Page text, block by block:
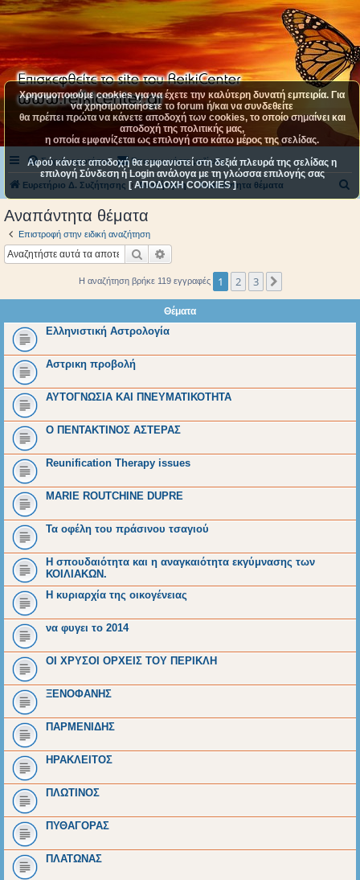
Συχνές ερωτήσεις Επικοινωνήστε μαζί μας
Ευρετήριο Δ. Συζήτησης Αναζήτηση Αναπάντητα θέματα
η
Αναπάντητα θέματα
Επιστροφή στην ειδική αναζήτηση
Αναζήτηση
Η αναζήτηση βρήκε 119 εγγραφές 1 2 3
Θέματα
Ελληνιστική Αστρολογία
Αστρικη προβολή
ΑΥΤΟΓΝΩΣΙΑ ΚΑΙ ΠΝΕΥΜΑΤΙΚΟΤΗΤΑ
O ΠΕΝΤΑΚΤΙΝΟΣ ΑΣΤΕΡΑΣ
Reunification Therapy issues
MARIE ROUTCHINE DUPRE
Τα οφέλη του πράσινου τσαγιού
Η σπουδαιότητα και η αναγκαιότητα εκγύμνασης των
ΚΟΙΛΙΑΚΩΝ.
Η κυριαρχία της οικογένειας
να φυγει το 2014
ΟΙ ΧΡΥΣΟΙ ΟΡΧΕΙΣ ΤΟΥ ΠΕΡΙΚΛΗ
ΞΕΝΟΦΑΝΗΣ
ΠΑΡΜΕΝΙΔΗΣ
ΗΡΑΚΛΕΙΤΟΣ
ΠΛΩΤΙΝΟΣ
ΠΥΘΑΓΟΡΑΣ
ΠΛΑΤΩΝΑΣ
Χρησιμοποιούμε cookies για να έχετε την καλύτερη δυνατή εμπειρία. Για
να χρησιμοποιήσετε το forum ή/και να συνδεθείτε
θα πρέπει πρώτα να κάνετε αποδοχή των cookies, το οποίο σημαίνει και
αποδοχή της πολιτικής μας,
η οποία εμφανίζεται ως επιλογή στο κάτω μέρος της σελίδας.
Αφού κάνετε αποδοχή θα εμφανιστεί στη δεξιά πλευρά της σελίδας η
επιλογή Σύνδεση ή Login ανάλογα με τη γλώσσα επιλογής σας
[ ΑΠΟΔΟΧΗ COOKIES ]